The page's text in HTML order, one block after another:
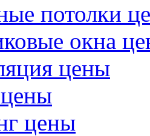
потолки
окна
цены
цены